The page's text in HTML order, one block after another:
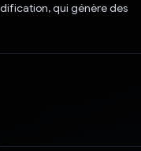
qui génère des